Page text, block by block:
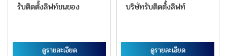
รับติดตั้งลิฟท์ขนของ
ดูรายละเอียด
บริษัทรับติดตั้งลิฟท์
ดูรายละเอียด